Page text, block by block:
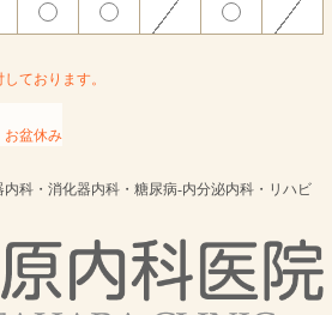
ております。
お盆休み
科・消化器内科・糖尿病-内分泌内科・リハビ